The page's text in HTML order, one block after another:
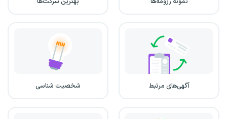
آگهی‌های مرتبط شخصیت شناسی